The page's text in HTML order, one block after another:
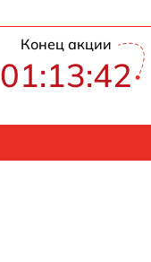
Конец акции
01:13:42